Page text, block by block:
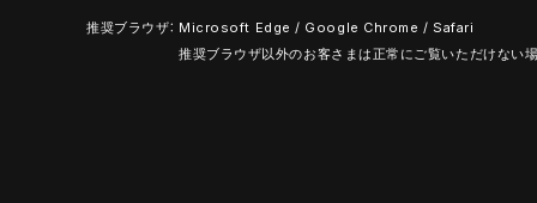
推奨ブラウザ： Microsoft Edge / Google Chrome / Safari
推奨ブラウザ以外のお客さまは正常にご覧いただけない